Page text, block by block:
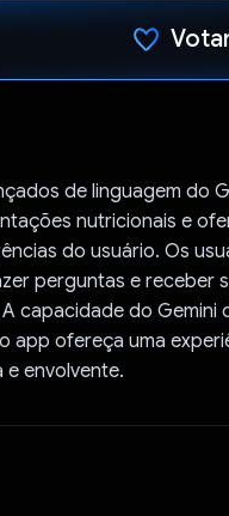
de linguagem do
nutricionais e
do usuário. Os
perguntas e receber
capacidade do Gemini
app ofereça uma
e envolvente.